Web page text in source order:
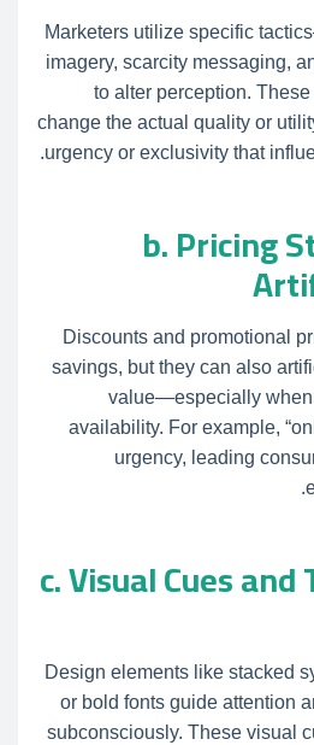
Marketers utilize specific
imagery, scarcity messaging,
to alter perception.
change the actual quality or
urgency or exclusivity that
b. Pricing
Discounts and promotional
savings, but they can also
value—especially when
availability. For example,
urgency, leading
c. Visual Cues
Design elements like stacked
or bold fonts guide attention
subconsciously. These visual